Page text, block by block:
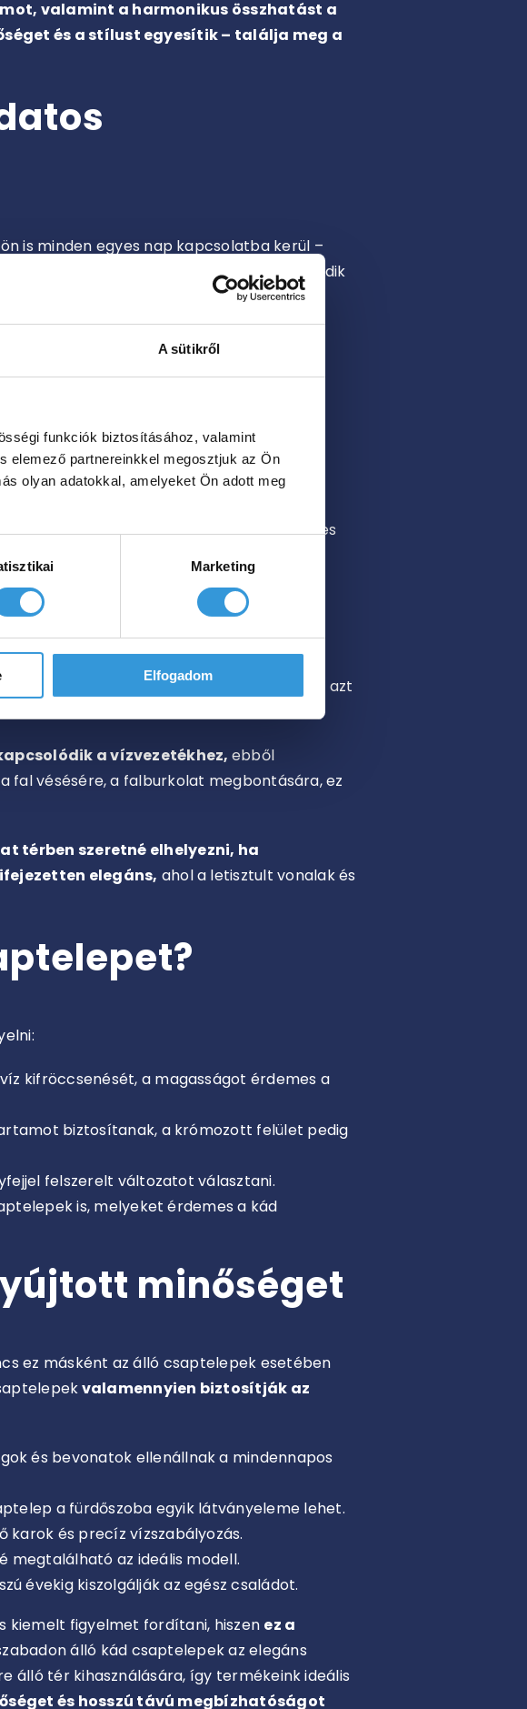
A sütikről
funkciók biztosításához, valamint
elemező partnereinkkel megosztjuk az Ön
olyan adatokkal, amelyeket Ön adott meg
Marketing
Elfogadom
valamint a harmonikus összhatást a
és a stílust egyesítik – találja meg a
is minden egyes nap kapcsolatba kerül –
tartós az anyaga, és mennyire illeszkedik
használatot, gyorsan elhasználódhat,
venni.
megfelelő átfolyási sebességgel.
a korróziónak.
és a fürdőszoba stílusához.
is léteznek – az utóbbi különleges
az esetben nincs lehetőség arra, hogy azt
a vízvezetékhez, ebből
fal vésésére, a falburkolat megbontására, ez
térben szeretné elhelyezni, ha
elegáns, ahol a letisztult vonalak és
kifröccsenését, a magasságot érdemes a
biztosítanak, a krómozott felület pedig
felszerelt változatot választani.
is, melyeket érdemes a kád
minőséget
ez másként az álló csaptelepek esetében
valamennyien biztosítják az
és bevonatok ellenállnak a mindennapos
a fürdőszoba egyik látványeleme lehet.
és precíz vízszabályozás.
megtalálható az ideális modell.
évekig kiszolgálják az egész családot.
kiemelt figyelmet fordítani, hiszen ez a
álló kád csaptelepek az elegáns
álló tér kihasználására, így termékeink ideális
és hosszú távú megbízhatóságot